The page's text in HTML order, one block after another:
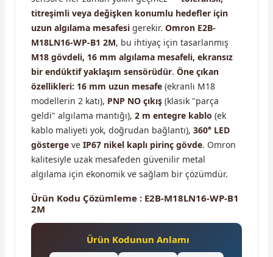
titreşimli veya değişken konumlu hedefler için
uzun algılama mesafesi gerekir. Omron E2B-
M18LN16-WP-B1 2M, bu ihtiyaç için tasarlanmış
M18 gövdeli, 16 mm algılama mesafeli, ekransız
bir endüktif yaklaşım sensörüdür. Öne çıkan
özellikleri: 16 mm uzun mesafe (ekranlı M18
modellerin 2 katı), PNP NO çıkış (klasik "parça
geldi" algılama mantığı), 2 m entegre kablo (ek
kablo maliyeti yok, doğrudan bağlantı), 360° LED
gösterge ve IP67 nikel kaplı pirinç gövde. Omron
kalitesiyle uzak mesafeden güvenilir metal
algılama için ekonomik ve sağlam bir çözümdür.
Ürün Kodu Çözümleme : E2B-M18LN16-WP-B1
2M
Ürün Kodunun Anlamı